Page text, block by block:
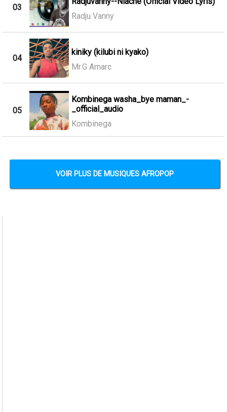
03
Radju Vanny
04
kiniky (kilubi ni kyako)
Mr.G Amarc
05
Kombinega washa_bye maman_-
_official_audio
Kombinega
VOIR PLUS DE MUSIQUES AFROPOP